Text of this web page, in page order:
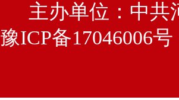
主办单位：中
豫ICP备17046006号